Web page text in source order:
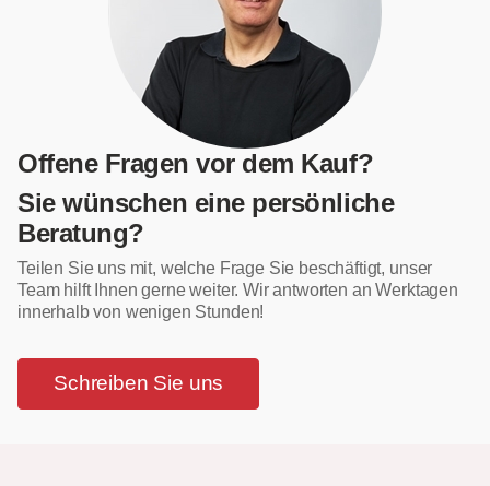
Offene Fragen vor dem Kauf?
Sie wünschen eine persönliche
Beratung?
Teilen Sie uns mit, welche Frage Sie beschäftigt, unser
Team hilft Ihnen gerne weiter. Wir antworten an Werktagen
innerhalb von wenigen Stunden!
Schreiben Sie uns